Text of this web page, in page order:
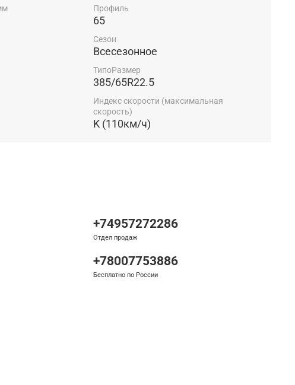
Профиль
65
Сезон
Всесезонное
ТипоРазмер
385/65R22.5
Индекс скорости (максимальная
скорость)
K (110км/ч)
+74957272286
Отдел продаж
+78007753886
Бесплатно по России